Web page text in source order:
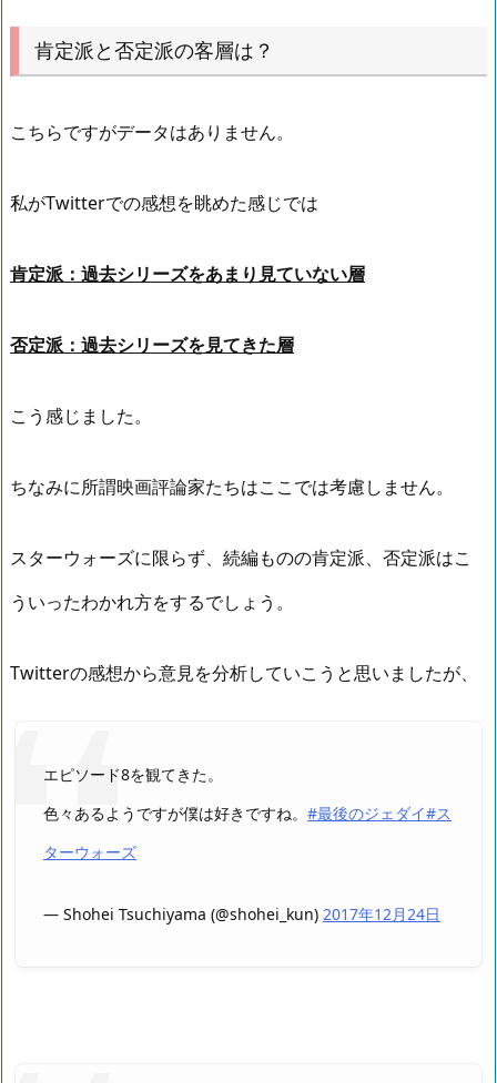
肯定派と否定派の客層は？
こちらですがデータはありません。
私がTwitterでの感想を眺めた感じでは
肯定派：過去シリーズをあまり見ていない層
否定派：過去シリーズを見てきた層
こう感じました。
ちなみに所謂映画評論家たちはここでは考慮しません。
スターウォーズに限らず、続編ものの肯定派、否定派はこ
ういったわかれ方をするでしょう。
Twitterの感想から意見を分析していこうと思いましたが、
エピソード8を観てきた。
色々あるようですが僕は好きですね。 #最後のジェダイ#ス
ターウォーズ
— Shohei Tsuchiyama (@shohei_kun) 2017年12月24日